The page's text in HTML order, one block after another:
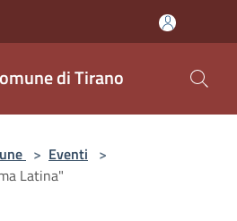
di Tirano
> Eventi >
Latina"